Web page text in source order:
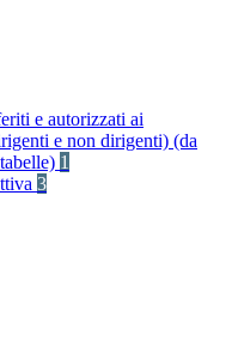
e autorizzati ai
e non dirigenti) (da
1
3